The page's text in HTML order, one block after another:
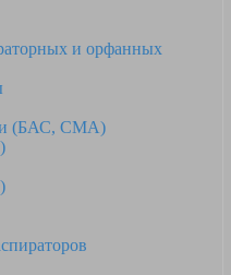
и орфанных
(БАС, СМА)